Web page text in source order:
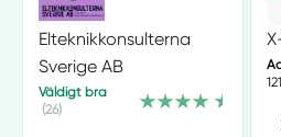
Elteknikkonsulterna
Sverige AB
Väldigt bra
(26)